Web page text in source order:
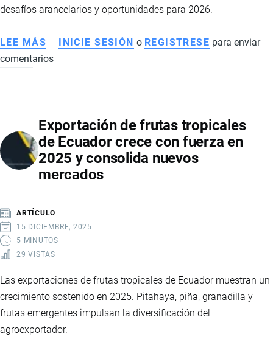
desafíos arancelarios y oportunidades para 2026.
LEE MÁS SOBRE
EXPORTACIONES
ECUADOR
CRECEN
CON
FUERZA
Y
SOSTIENEN
LA
INICIE SESIÓN o REGISTRESE para enviar
comentarios
Exportación de frutas tropicales
de Ecuador crece con fuerza en
2025 y consolida nuevos
mercados
ARTÍCULO
15 DICIEMBRE, 2025
5 MINUTOS
29 VISTAS
Las exportaciones de frutas tropicales de Ecuador muestran un
crecimiento sostenido en 2025. Pitahaya, piña, granadilla y
frutas emergentes impulsan la diversificación del
agroexportador.